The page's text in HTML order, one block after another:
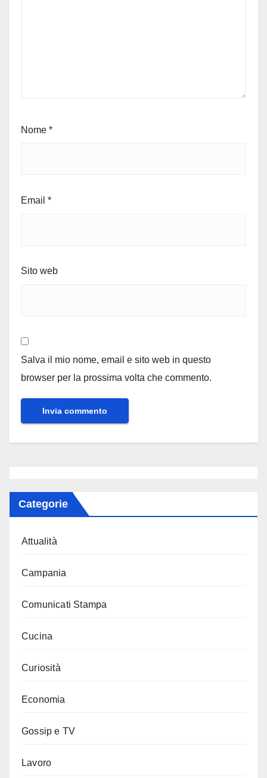
Nome *
Email *
Sito web
Salva il mio nome, email e sito web in questo
browser per la prossima volta che commento.
Categorie
Attualità
Campania
Comunicati Stampa
Cucina
Curiosità
Economia
Gossip e TV
Lavoro